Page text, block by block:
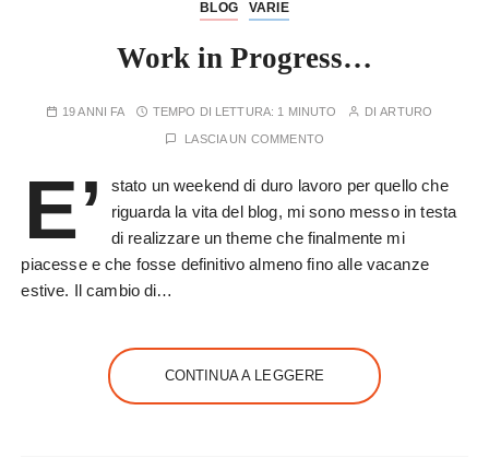
BLOG VARIE
Work in Progress…
19 ANNI FA TEMPO DI LETTURA: 1 MINUTO DIARTURO
LASCIA UN COMMENTO
E’
stato un weekend di duro lavoro per quello che
riguarda la vita del blog, mi sono messo in testa
di realizzare un theme che finalmente mi
piacesse e che fosse definitivo almeno fino alle vacanze
estive. Il cambio di…
CONTINUA A LEGGERE